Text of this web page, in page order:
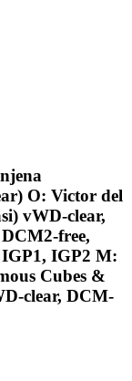
O: Victor del
vWD-clear,
free,
IGP2 M:
Cubes &
clear, DCM-